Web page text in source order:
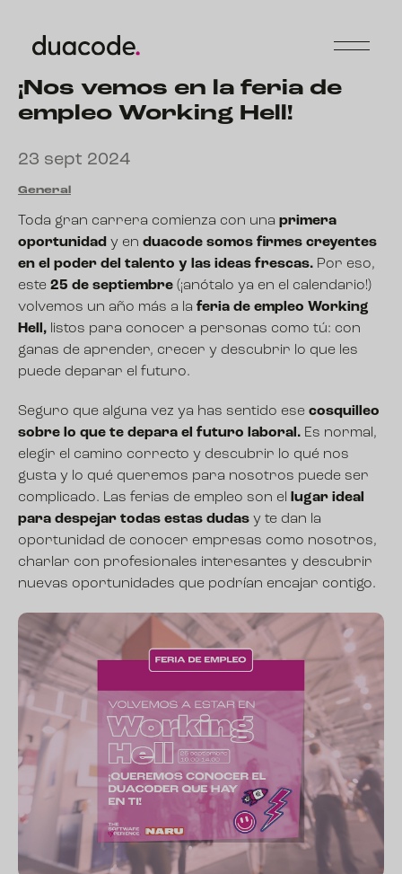
¡Nos vemos en la feria de
empleo Working Hell!
23 sept 2024
General
Toda gran carrera comienza con una primera
oportunidad y en duacode somos firmes creyentes
en el poder del talento y las ideas frescas. Por eso,
este 25 de septiembre (¡anótalo ya en el calendario!)
volvemos un año más a la feria de empleo Working
Hell, listos para conocer a personas como tú: con
ganas de aprender, crecer y descubrir lo que les
puede deparar el futuro.
Seguro que alguna vez ya has sentido ese cosquilleo
sobre lo que te depara el futuro laboral. Es normal,
elegir el camino correcto y descubrir lo qué nos
gusta y lo qué queremos para nosotros puede ser
complicado. Las ferias de empleo son el
lugar ideal
para despejar todas estas dudas y te dan la
oportunidad de conocer empresas como nosotros,
charlar con profesionales interesantes y descubrir
nuevas oportunidades que podrían encajar contigo.